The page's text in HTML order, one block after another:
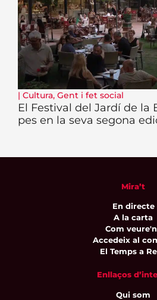
| Cultura, Gent i fet social
El Festival del Jardí de la
pes en la seva segona
Mira’t
En directe
A la carta
Com
Accedeix al
El Temps a
Enllaços
Qui som